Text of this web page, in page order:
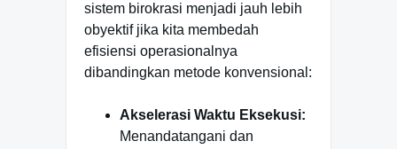
sistem birokrasi menjadi jauh lebih
obyektif jika kita membedah
efisiensi operasionalnya
dibandingkan metode konvensional:
Akselerasi Waktu Eksekusi:
Menandatangani dan